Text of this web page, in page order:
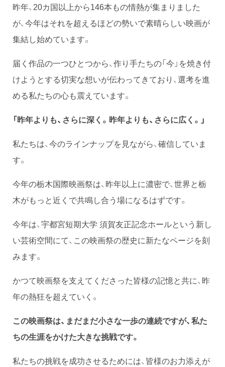
昨年、20カ国以上から146本もの情熱が集まりました
が、今年はそれを超えるほどの勢いで素晴らしい映画が
集結し始めています。
届く作品の一つひとつから、作り手たちの「今」を焼き付
けようとする切実な想いが伝わってきており、選考を進
める私たちの心も震えています。
「昨年よりも、さらに深く。昨年よりも、さらに広く。」
私たちは、今のラインナップを見ながら、確信していま
す。
今年の栃木国際映画祭は、昨年以上に濃密で、世界と栃
木がもっと近くで共鳴し合う場になるはずです。
今年は、宇都宮短期大学 須賀友正記念ホールという新し
い芸術空間にて、この映画祭の歴史に新たなページを刻
みます。
かつて映画祭を支えてくださった皆様の記憶と共に、昨
年の熱狂を超えていく。
この映画祭は、まだまだ小さな一歩の連続ですが、私た
ちの生涯をかけた大きな挑戦です。
私たちの挑戦を成功させるためには、皆様のお力添えが